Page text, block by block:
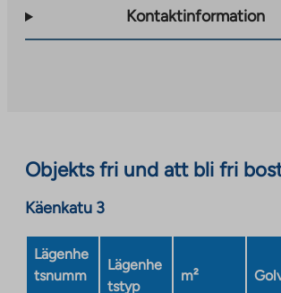
takes
opens
in
Kontaktinformation
Objekts fri und att bli fri
Käenkatu 3
Lägenhe
tsnumm
Lägenhe
tstyp
m²